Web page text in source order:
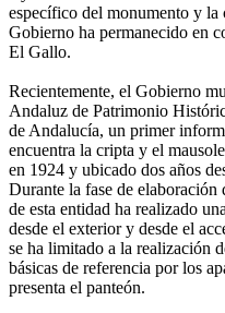
específico del monumento y la
Gobierno ha permanecido en
El Gallo.
Recientemente, el Gobierno
Andaluz de Patrimonio
de Andalucía, un primer
encuentra la cripta y el
en 1924 y ubicado dos años
Durante la fase de
de esta entidad ha realizado
desde el exterior y desde el
se ha limitado a la realización
básicas de referencia por los
presenta el panteón.